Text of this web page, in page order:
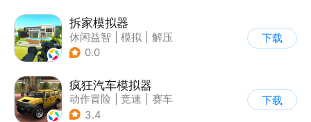
拆家模拟器
休闲益智 模拟
解压
| 写实
0.0
下载
疯狂汽车模拟器
动作冒险 竞速
赛车
| 开放世界
3.4
下载